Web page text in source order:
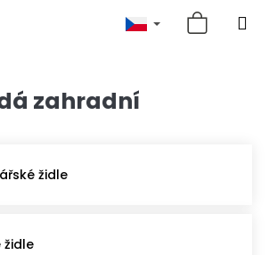
zahradní
židle
židle